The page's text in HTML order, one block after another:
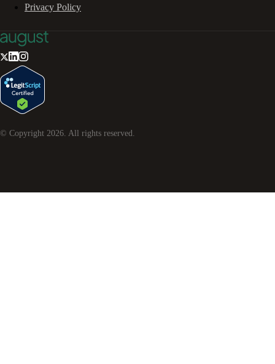
Privacy Policy
© Copyright 2026 . All rights reserved.